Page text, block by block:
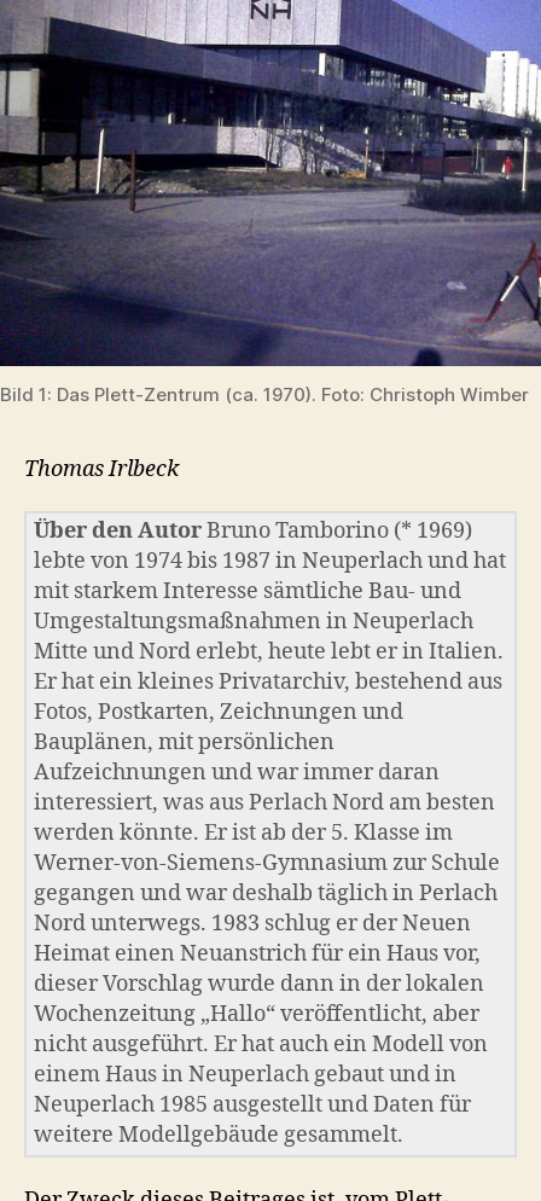
Bild 1: Das Plett-Zentrum (ca. 1970). Foto: Christoph Wimber
Thomas Irlbeck
Über den AutorBruno Tamborino (* 1969)
lebte von 1974 bis 1987 in Neuperlach und hat
mit starkem Interesse sämtliche Bau- und
Umgestaltungsmaßnahmen in Neuperlach
Mitte und Nord erlebt, heute lebt er in Italien.
Er hat ein kleines Privatarchiv, bestehend aus
Fotos, Postkarten, Zeichnungen und
Bauplänen, mit persönlichen
Aufzeichnungen und war immer daran
interessiert, was aus Perlach Nord am besten
werden könnte. Er ist ab der 5. Klasse im
Werner-von-Siemens-Gymnasium zur Schule
gegangen und war deshalb täglich in Perlach
Nord unterwegs. 1983 schlug er der Neuen
Heimat einen Neuanstrich für ein Haus vor,
dieser Vorschlag wurde dann in der lokalen
Wochenzeitung „Hallo“ veröffentlicht, aber
nicht ausgeführt. Er hat auch ein Modell von
einem Haus in Neuperlach gebaut und in
Neuperlach 1985 ausgestellt und Daten für
weitere Modellgebäude gesammelt.